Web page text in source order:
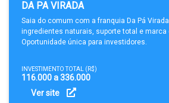
DA PA VIRADA
Saia do comum com a franquia Da Pá
ingredientes naturais, suporte total e marca
Oportunidade única para investidores.
INVESTIMENTO TOTAL (R$)
116.000 a 336.000
Ver site